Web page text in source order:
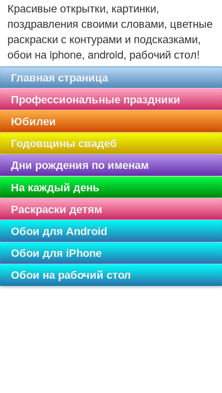
Красивые открытки, картинки,
поздравления своими словами, цветные
раскраски с контурами и подсказками,
обои на iphone, android, рабочий стол!
Главная страница
Профессиональные праздники
Юбилеи
Годовщины свадеб
Дни рождения по именам
На каждый день
Раскраски детям
Обои для Android
Обои для iPhone
Обои на рабочий стол